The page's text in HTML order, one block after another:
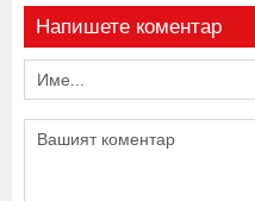
Напишете коментар